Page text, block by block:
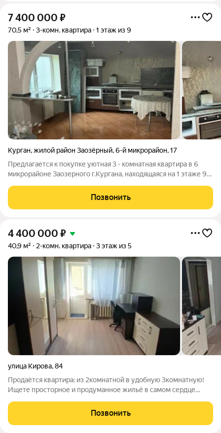
7 400 000 ₽
70,5 м² 3-комн. квартира 1 этаж из 9
Курган,жилой район Заозёрный,6-й микрорайон,17
Предлагается к покупке уютная 3 - комнатная квартира в 6
микрорайоне Заозерного г.Кургана, находящаяся на 1 этаже 9
ремонт, замена, модернизация лифтов, ремонт лифтовых шахт,
машинных и блочных
Позвонить
4 400 000 ₽
40,9 м² 2-комн. квартира 3 этаж из 5
улица Кирова,84
Продаётся квартира: из 2комнатной в удобную 3комнатную!
Ищете просторное и продуманное жильё в самом сердце
остальных. Почему эта квартира
Позвонить